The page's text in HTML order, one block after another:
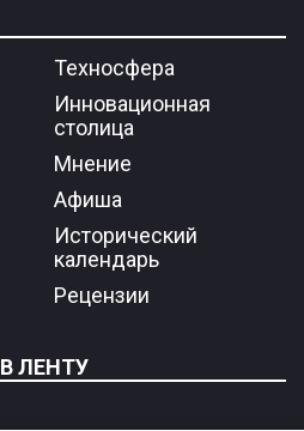
Техносфера
Инновационная
столица
Мнение
Афиша
Исторический
календарь
Рецензии
В ЛЕНТУ